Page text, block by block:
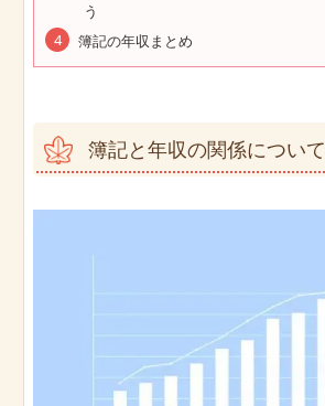
う
簿記の年収まとめ
簿記と年収の関係について